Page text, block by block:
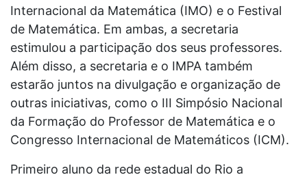
Internacional da Matemática (IMO) e o Festival
de Matemática. Em ambas, a secretaria
estimulou a participação dos seus professores.
Além disso, a secretaria e o IMPA também
estarão juntos na divulgação e organização de
outras iniciativas, como o III Simpósio Nacional
da Formação do Professor de Matemática e o
Congresso Internacional de Matemáticos (ICM).
Primeiro aluno da rede estadual do Rio a